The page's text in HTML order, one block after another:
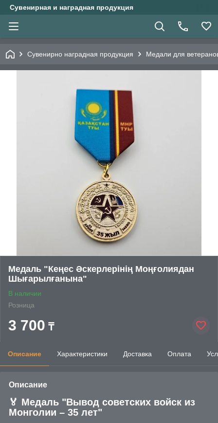
Сувенирная и наградная продукция
Сувенирно наградная продукция Медали для
Медаль "Кеңес Әскерлерінің Моңғолиядан
Шығарылғанына"
В наличии
Розница
3 700 ₸
Описание Характеристики Доставка Оплата
Описание
🏅 Медаль "Вывод советских войск из
Монголии – 35 лет"